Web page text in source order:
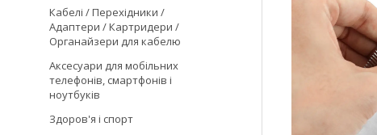
Кабелі / Перехідники /
Адаптери / Картридери /
Органайзери для кабелю
Аксесуари для мобільних
телефонів, смартфонів і
ноутбуків
Здоров'я і спорт